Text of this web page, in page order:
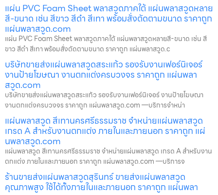
แผ่น PVC Foam Sheet พลาสวูดภาคใต้ แผ่นพลาสวูดหลาย
สี-ขนาด เช่น สีขาว สีดำ สีเทา พร้อมสั่งตัดตามขนาด ราคาถูก
แผ่นพลาสวูด.com
แผ่น PVC Foam Sheet พลาสวูดภาคใต้ แผ่นพลาสวูดหลายสี-ขนาด เช่น สี
ขาว สีดำ สีเทา พร้อมสั่งตัดตามขนาด ราคาถูก แผ่นพลาสวูด.c
บริษัทขายส่งแผ่นพลาสวูดสระแก้ว รองรับงานเฟอร์นิเจอร์
งานป้ายโฆษณา งานตกแต่งครบวงจร ราคาถูก แผ่นพลา
สวูด.com
บริษัทขายส่งแผ่นพลาสวูดสระแก้ว รองรับงานเฟอร์นิเจอร์ งานป้ายโฆษณา
งานตกแต่งครบวงจร ราคาถูก แผ่นพลาสวูด.com —บริการจำหน่า
แผ่นพลาสวูด สีเทานครศรีธรรมราช จำหน่ายแผ่นพลาสวูด
เกรด A สำหรับงานตกแต่ง ภายในและภายนอก ราคาถูก แผ่
นพลาสวูด.com
แผ่นพลาสวูด สีเทานครศรีธรรมราช จำหน่ายแผ่นพลาสวูด เกรด A สำหรับงาน
ตกแต่ง ภายในและภายนอก ราคาถูก แผ่นพลาสวูด.com —บริการจ
ร้านขายส่งแผ่นพลาสวูดสุรินทร์ ขายส่งแผ่นพลาสวูด
คุณภาพสูง ใช้ได้ทั้งภายในและภายนอก ราคาถูก แผ่นพลา